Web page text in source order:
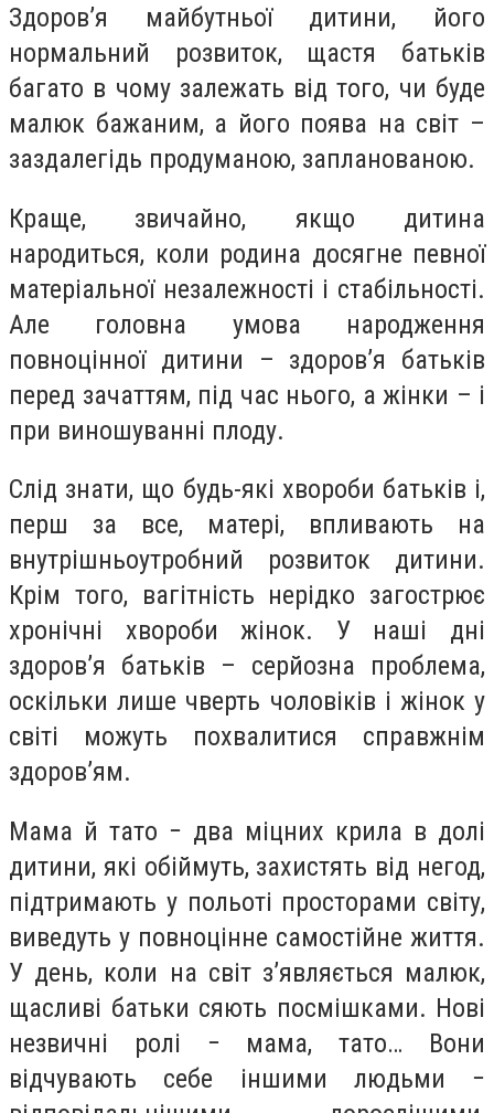
Здоров’я майбутньої дитини, його
нормальний розвиток, щастя батьків
багато в чому залежать від того, чи буде
малюк бажаним, а його поява на світ –
заздалегідь продуманою, запланованою.
Краще, звичайно, якщо дитина
народиться, коли родина досягне певної
матеріальної незалежності і стабільності.
Але головна умова народження
повноцінної дитини – здоров’я батьків
перед зачаттям, під час нього, а жінки – і
при виношуванні плоду.
Слід знати, що будь-які хвороби батьків і,
перш за все, матері, впливають на
внутрішньоутробний розвиток дитини.
Крім того, вагітність нерідко загострює
хронічні хвороби жінок. У наші дні
здоров’я батьків – серйозна проблема,
оскільки лише чверть чоловіків і жінок у
світі можуть похвалитися справжнім
здоров’ям.
Мама й тато − два міцних крила в долі
дитини, які обіймуть, захистять від негод,
підтримають у польоті просторами світу,
виведуть у повноцінне самостійне життя.
У день, коли на світ з’являється малюк,
щасливі батьки сяють посмішками. Нові
незвичні ролі − мама, тато… Вони
відчувають себе іншими людьми −